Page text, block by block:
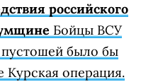
российского
Бойцы ВСУ
пустошей было бы
операция.